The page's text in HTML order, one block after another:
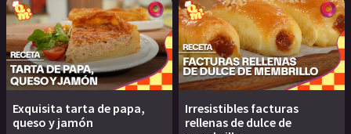
Exquisita tarta de papa,
queso y jamón
Irresistibles facturas
rellenas de dulce de